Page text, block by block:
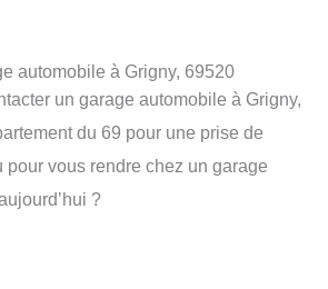
automobile à Grigny, 69520
un garage automobile à Grigny,
du 69 pour une prise de
pour vous rendre chez un garage
?